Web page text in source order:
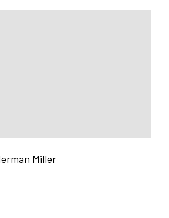
Miller